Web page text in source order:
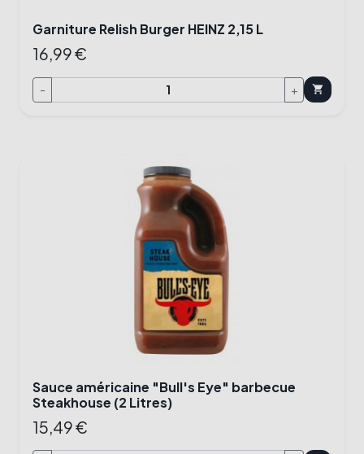
Garniture Relish Burger HEINZ 2,15 L
16,99 €
- + shopping_cart
Sauce américaine "Bull's Eye" barbecue
Steakhouse (2 Litres)
15,49 €